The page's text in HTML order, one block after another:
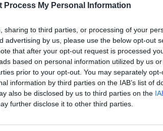
Process My Personal Information
sharing to third parties, or processing of your
advertising by us, please use the below opt-out
that after your opt-out request is processed
based on personal information utilized by us
prior to your opt-out. You may separately
information by third parties on the IAB’s list of
also be disclosed by us to third parties on the
further disclose it to other third parties.
8